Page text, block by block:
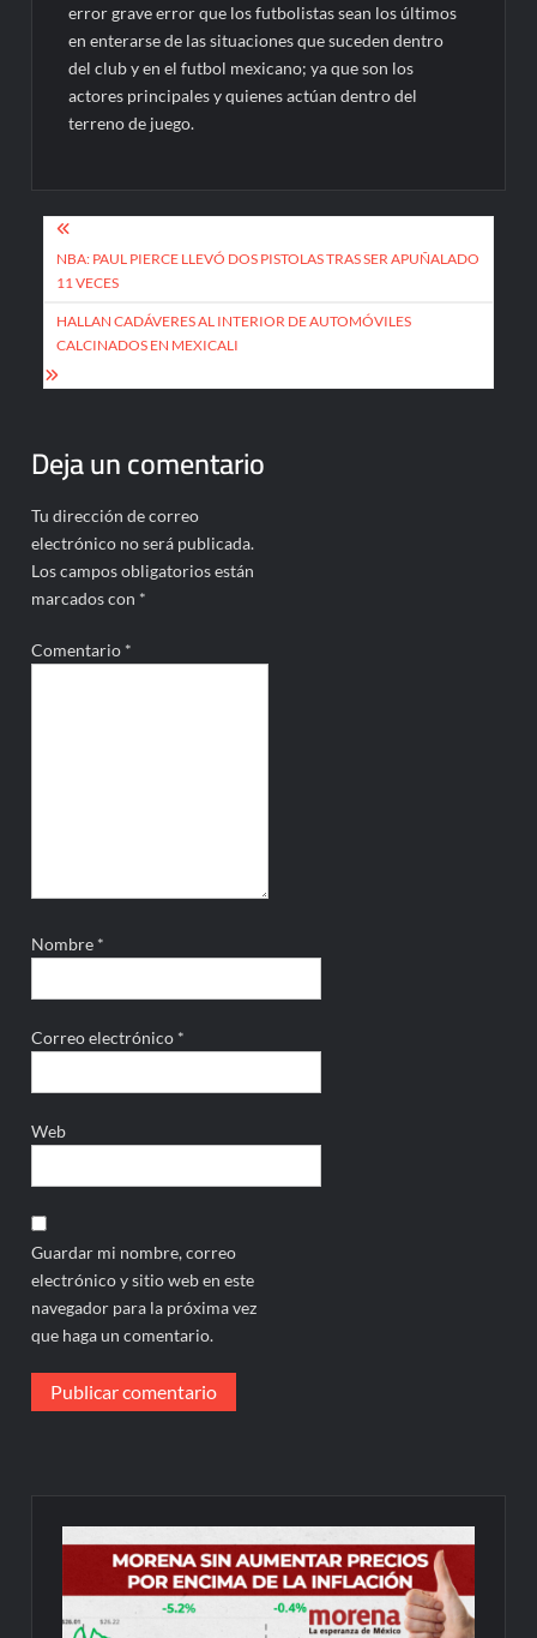
error grave error que los futbolistas sean los últimos
en enterarse de las situaciones que suceden dentro
del club y en el futbol mexicano; ya que son los
actores principales y quienes actúan dentro del
terreno de juego.
Navegación
de
entradas
NBA: PAUL PIERCE LLEVÓ DOS PISTOLAS TRAS SER APUÑALADO
11 VECES
HALLAN CADÁVERES AL INTERIOR DE AUTOMÓVILES
CALCINADOS EN MEXICALI
Deja un comentario
Tu dirección de correo
electrónico no será publicada.
Los campos obligatorios están
marcados con *
Comentario *
Nombre *
Correo electrónico *
Web
Guardar mi nombre, correo
electrónico y sitio web en este
navegador para la próxima vez
que haga un comentario.